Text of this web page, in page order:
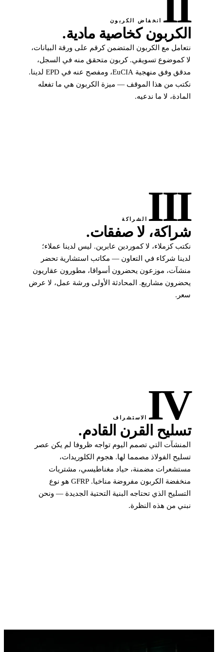
انخفاض الكربون
الكربون كخاصية مادية.
نتعامل مع الكربون المتضمن كرقم على ورقة البيانات،
لا كموضوع تسويقي. كربون متحقق منه في السجل،
مدقق وفق منهجية EuCIA، ومفصح عنه في EPD لدينا.
نكتب من هذا الموقف — ميزة الكربون هي ما تفعله
المادة، لا ما ندعيه.
III الشراكة
شراكة، لا صفقات.
نكتب كزملاء، لا كموردين عابرين. ليس لدينا عملاء؛
لدينا شركاء في التعاون — مكاتب استشارية تحضر
منشآت، موزعون يحضرون أسواقا، مطورون عقاريون
يحضرون مشاريع. المحادثة الأولى ورشة عمل، لا عرض
IV الاستشراف
تسليح القرن القادم.
المنشآت التي تصمم اليوم تواجه ظروفا لم يكن عصر
تسليح الفولاذ مصمما لها. هجوم الكلوريدات،
مستشعرات مضمنة، حياد مغناطيسي، مشتريات
منخفضة الكربون مفروضة مناخيا. GFRP هو نوع
التسليح الذي تحتاجه البنية التحتية الجديدة — ونحن
نبني من هذه النظرة.